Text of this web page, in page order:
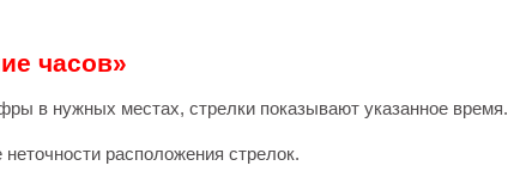
часов»
в нужных местах, стрелки показывают указанное время.
расположения стрелок.